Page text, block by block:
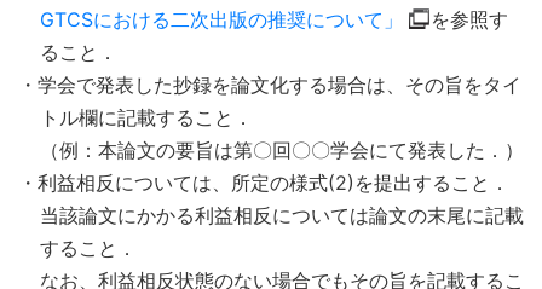
GTCSにおける二次出版の推奨について」
を参照す
ること．
・学会で発表した抄録を論文化する場合は、その旨をタイ
トル欄に記載すること．
（例：本論文の要旨は第〇回〇〇学会にて発表した．）
・利益相反については、所定の様式(2)を提出すること．
当該論文にかかる利益相反については論文の末尾に記載
すること．
なお、利益相反状態のない場合でもその旨を記載するこ